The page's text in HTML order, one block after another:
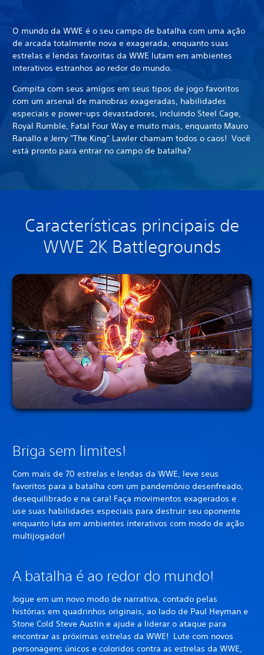
O mundo da WWE é o seu campo de batalha com uma ação
de arcada totalmente nova e exagerada, enquanto suas
estrelas e lendas favoritas da WWE lutam em ambientes
interativos estranhos ao redor do mundo.
Compita com seus amigos em seus tipos de jogo favoritos
com um arsenal de manobras exageradas, habilidades
especiais e power-ups devastadores, incluindo Steel Cage,
Royal Rumble, Fatal Four Way e muito mais, enquanto Mauro
Ranallo e Jerry "The King" Lawler chamam todos o caos! Você
está pronto para entrar no campo de batalha?
Características principais de
WWE 2K Battlegrounds
Briga sem limites!
Com mais de 70 estrelas e lendas da WWE, leve seus
favoritos para a batalha com um pandemônio desenfreado,
desequilibrado e na cara! Faça movimentos exagerados e
use suas habilidades especiais para destruir seu oponente
enquanto luta em ambientes interativos com modo de ação
multijogador!
A batalha é ao redor do mundo!
Jogue em um novo modo de narrativa, contado pelas
histórias em quadrinhos originais, ao lado de Paul Heyman e
Stone Cold Steve Austin e ajude a liderar o ataque para
encontrar as próximas estrelas da WWE! Lute com novos
personagens únicos e coloridos contra as estrelas da WWE,